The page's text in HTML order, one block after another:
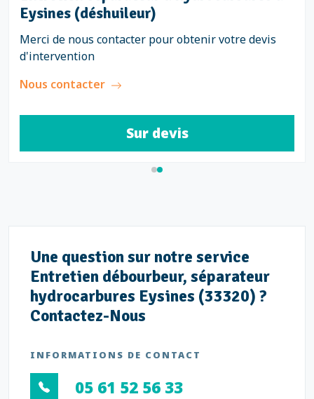
pour obtenir votre devis
Merci de nous
Une question sur notre service
Entretien débourbeur, séparateur
hydrocarbures Eysines (33320) ?
Contactez-Nous
INFORMATIONS DE CONTACT
05 61 52 56 33